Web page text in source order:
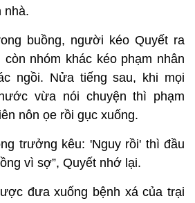
nhà.
buồng, người kéo Quyết ra
nhóm khác kéo phạm nhân
ngồi. Nửa tiếng sau, khi mọi
vừa nói chuyện thì phạm
nôn ọe rồi gục xuống.
trưởng kêu: 'Nguy rồi' thì đầu
vì sợ”, Quyết nhớ lại.
đưa xuống bệnh xá của trại